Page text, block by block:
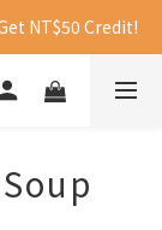
NT$50 Credit!